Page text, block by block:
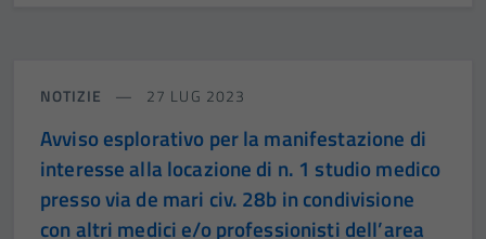
NOTIZIE 27 LUG 2023
Avviso esplorativo per la manifestazione di
interesse alla locazione di n. 1 studio medico
presso via de mari civ. 28b in condivisione
con altri medici e/o professionisti dell’area
funzionamento
del sito e non
possono
essere